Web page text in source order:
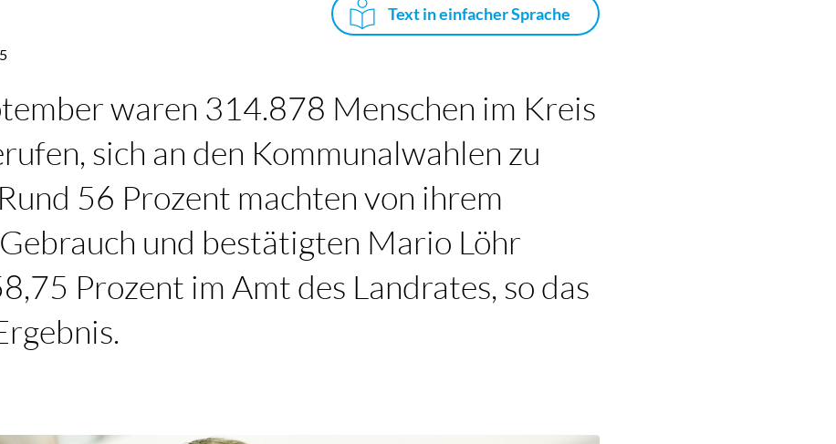
Text in einfacher Sprache
waren 314.878 Menschen im Kreis
sich an den Kommunalwahlen zu
56 Prozent machten von ihrem
und bestätigten Mario Löhr
Prozent im Amt des Landrates, so das